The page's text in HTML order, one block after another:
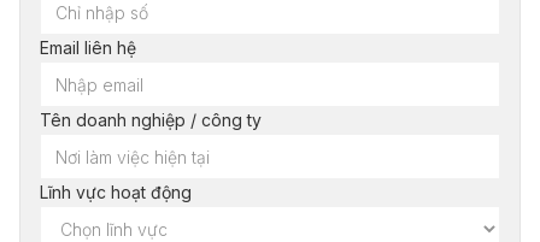
Email liên hệ
Tên doanh nghiệp / công ty
Lĩnh vực hoạt động